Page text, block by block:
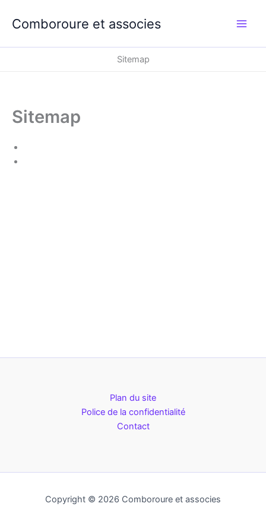
Comboroure et associes
Sitemap
Sitemap
Plan du site
Police de la confidentialité
Contact
Copyright © 2026 Comboroure et associes